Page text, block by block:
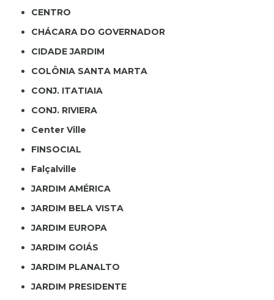
CENTRO
CHÁCARA DO GOVERNADOR
CIDADE JARDIM
COLÔNIA SANTA MARTA
CONJ. ITATIAIA
CONJ. RIVIERA
Center Ville
FINSOCIAL
Falçalville
JARDIM AMÉRICA
JARDIM BELA VISTA
JARDIM EUROPA
JARDIM GOIÁS
JARDIM PLANALTO
JARDIM PRESIDENTE